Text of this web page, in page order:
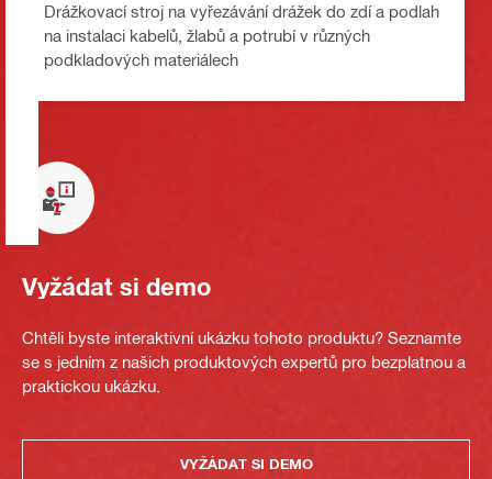
Drážkovací stroj na vyřezávání drážek do zdí a podlah
na instalaci kabelů, žlabů a potrubí v různých
podkladových materiálech
Vyžádat si demo
Chtěli byste interaktivní ukázku tohoto produktu? Seznamte
se s jedním z našich produktových expertů pro bezplatnou a
praktickou ukázku.
VYŽÁDAT SI DEMO